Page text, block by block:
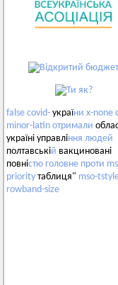
false covid- україни x-none
minor-latin отримали
україні управління людей
полтавській вакциновані
повністю головне проти
priority таблиця" mso-
rowband-size